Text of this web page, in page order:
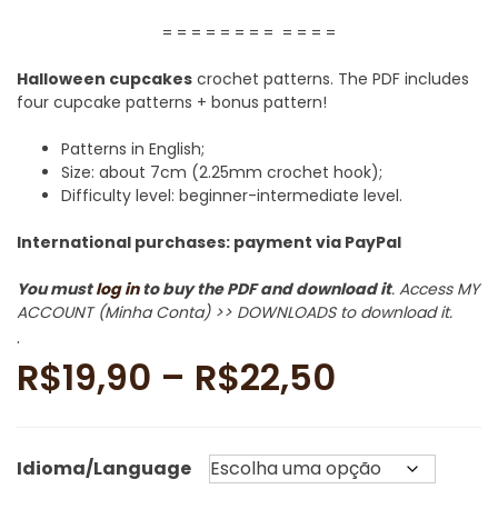
= = = = = = = = = = = =
Halloween cupcakes crochet patterns. The PDF includes
four cupcake patterns + bonus pattern!
Patterns in English;
Size: about 7cm (2.25mm crochet hook);
Difficulty level: beginner-intermediate level.
International purchases: payment via PayPal
You mustlog into buy the PDF and download it. Access MY
ACCOUNT (Minha Conta) >> DOWNLOADS to download it.
.
R$19,90 – R$22,50
preço:
Idioma/Language